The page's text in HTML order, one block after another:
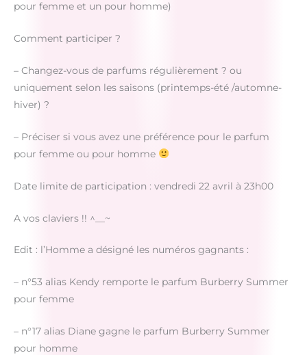
pour femme et un pour homme)
Comment participer ?
– Changez-vous de parfums régulièrement ? ou
uniquement selon les saisons (printemps-été /automne-
hiver) ?
– Préciser si vous avez une préférence pour le parfum
pour femme ou pour homme
Date limite de participation : vendredi 22 avril à 23h00
A vos claviers !! ^__~
Edit : l’Homme a désigné les numéros gagnants :
– n°53 alias Kendy remporte le parfum Burberry Summer
pour femme
– n°17 alias Diane gagne le parfum Burberry Summer
pour homme